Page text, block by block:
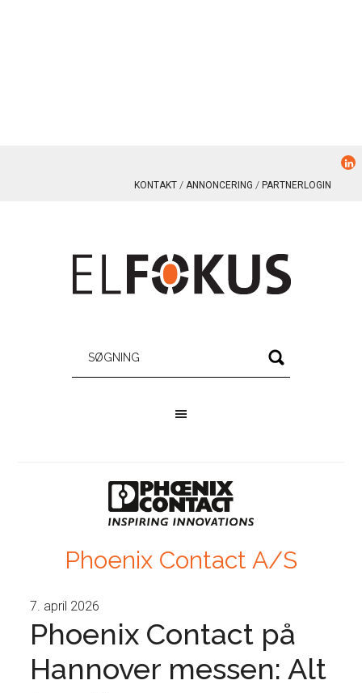
KONTAKT ANNONCERING PARTNERLOGIN
Phoenix Contact A/S
7. april 2026
Phoenix Contact på
Hannover messen: Alt